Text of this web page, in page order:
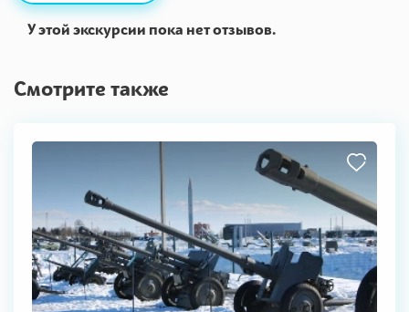
У этой экскурсии пока нет отзывов.
Смотрите также